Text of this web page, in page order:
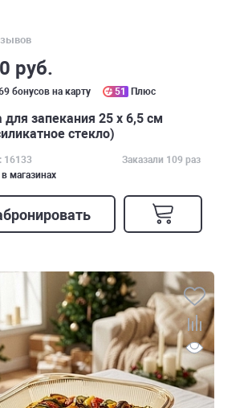
руб.
бонусов на карту 51 Плюс
запекания 25 x 6,5 см
стекло)
16133
Заказали 109 раз
магазинах